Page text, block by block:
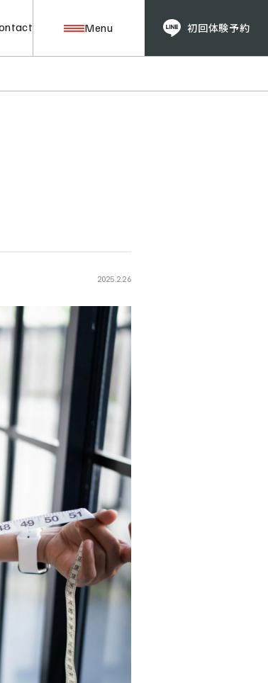
Menu 初回体験予約
RING FITマガジン
Contact
初回体験予約 / お問い合わせ
2025.2.26